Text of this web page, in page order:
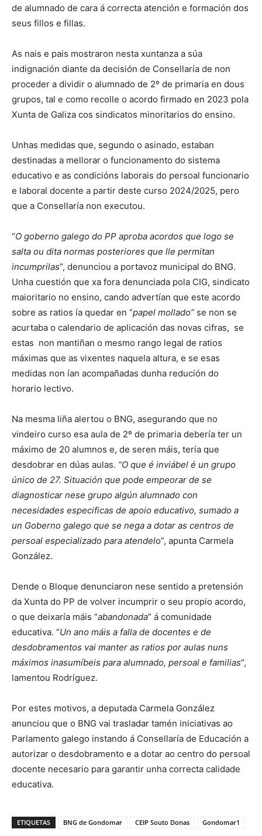
de alumnado de cara á correcta atención e formación dos
seus fillos e fillas.
As nais e pais mostraron nesta xuntanza a súa
indignación diante da decisión de Consellaría de non
proceder a dividir o alumnado de 2º de primaria en dous
grupos, tal e como recolle o acordo firmado en 2023 pola
Xunta de Galiza cos sindicatos minoritarios do ensino.
Unhas medidas que, segundo o asinado, estaban
destinadas a mellorar o funcionamento do sistema
educativo e as condicións laborais do persoal funcionario
e laboral docente a partir deste curso 2024/2025, pero
que a Consellaría non executou.
“O goberno galego do PP aproba acordos que logo se
salta ou dita normas posteriores que lle permitan
incumprilas”, denunciou a portavoz municipal do BNG.
Unha cuestión que xa fora denunciada pola CIG, sindicato
maioritario no ensino, cando advertían que este acordo
sobre as ratios ía quedar en “papel mollado” se non se
acurtaba o calendario de aplicación das novas cifras, se
estas non mantiñan o mesmo rango legal de ratios
máximas que as vixentes naquela altura, e se esas
medidas non ían acompañadas dunha redución do
horario lectivo.
Na mesma liña alertou o BNG, asegurando que no
vindeiro curso esa aula de 2º de primaria debería ter un
máximo de 20 alumnos e, de seren máis, tería que
desdobrar en dúas aulas. “O que é inviábel é un grupo
único de 27. Situación que pode empeorar de se
diagnosticar nese grupo algún alumnado con
necesidades especificas de apoio educativo, sumado a
un Goberno galego que se nega a dotar as centros de
persoal especializado para atendelo”, apunta Carmela
González.
Dende o Bloque denunciaron nese sentido a pretensión
da Xunta do PP de volver incumprir o seu propio acordo,
o que deixaría máis “abandonada” á comunidade
educativa. “Un ano máis a falla de docentes e de
desdobramentos vai manter as ratios por aulas nuns
máximos inasumíbeis para alumnado, persoal e familias”,
lamentou Rodríguez.
Por estes motivos, a deputada Carmela González
anunciou que o BNG vai trasladar tamén iniciativas ao
Parlamento galego instando á Consellaría de Educación a
autorizar o desdobramento e a dotar ao centro do persoal
docente necesario para garantir unha correcta calidade
educativa.
ETIQUETAS BNG de Gondomar CEIP Souto Donas Gondomar1